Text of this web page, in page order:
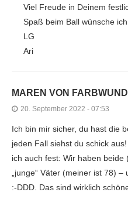
Viel Freude in Deinem
Spaß beim Ball wünsche ich
LG
Ari
MAREN VON
20. September 2022 - 07:53
Ich bin mir sicher, du hast die
jeden Fall siehst du schick
ich auch fest: Wir haben
„junge“ Väter (meiner ist 78)
:-DDD. Das sind wirklich